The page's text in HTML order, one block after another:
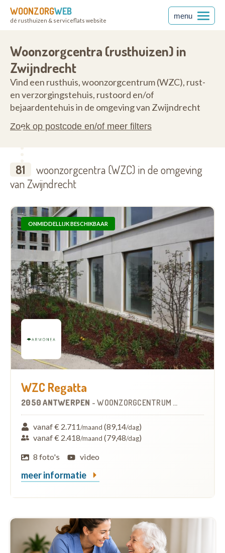
WOONZORGWEB
dé rusthuizen & serviceflats website
menu
Woonzorgcentra (rusthuizen) in
Zwijndrecht
Vind een rusthuis, woonzorgcentrum (WZC), rust-
en verzorgingstehuis, rustoord en/of
bejaardentehuis in de omgeving van Zwijndrecht
Zoek op postcode en/of meer filters
81
woonzorgcentra (WZC) in de omgeving
van Zwijndrecht
ONMIDDELLIJK BESCHIKBAAR
WZC Regatta
2050 ANTWERPEN -WOONZORGCENTRUM (WZC)
vanaf € 2.711/maand (89,14/dag)
vanaf € 2.418/maand (79,48/dag)
8 foto's
video
meer informatie